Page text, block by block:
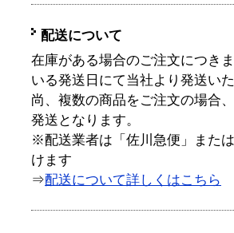
配送について
在庫がある場合のご注文につき
いる発送日にて当社より発送い
尚、複数の商品をご注文の場合
発送となります。
※配送業者は「佐川急便」また
けます
⇒配送について詳しくはこちら